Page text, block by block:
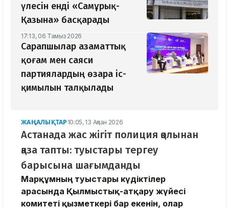
үлесін енді «Самұрық-
Қазына» басқарады
17:13, 06 Тамыз 2026
Сарапшылар азаматтық
қоғам мен саяси
партиялардың өзара іс-
қимылын талқылады
ЖАҢАЛЫҚТАР 10:05, 13 Ақпан 2026
Астанада жас жігіт полиция қолынан
қаза тапты: туыстары тергеу
барысына шағымданды
Марқұмның туыстары күдіктілер
арасында Қылмыстық-атқару жүйесі
комитеті қызметкері бар екенін, олар